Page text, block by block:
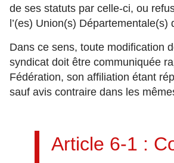
de ses statuts par celle-ci, ou
l’(es) Union(s) Départementale(s)
Dans ce sens, toute modification
syndicat doit être communiquée
Fédération, son affiliation étant
sauf avis contraire dans les
Article 6-1 :